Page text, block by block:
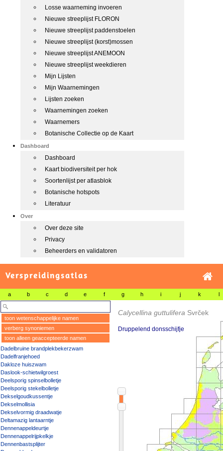
Losse waarneming invoeren
Nieuwe streeplijst FLORON
Nieuwe streeplijst paddenstoelen
Nieuwe streeplijst (korst)mossen
Nieuwe streeplijst ANEMOON
Nieuwe streeplijst weekdieren
Mijn Lijsten
Mijn Waarnemingen
Lijsten zoeken
Waarnemingen zoeken
Waarnemers
Botanische Collectie op de Kaart
Dashboard
Dashboard
Kaart biodiversiteit per hok
Soortenlijst per atlasblok
Botanische hotspots
Literatuur
Over
Over deze site
Privacy
Beheerders en validatoren
Verspreidingsatlas
a b c d e f g h i j k l
toon wetenschappelijke namen
verberg synoniemen
toon alleen geaccepteerde namen
Dadelbruine brandplekbekerzwam
Dadelfranjehoed
Dakloze huiszwam
Daslook-schietwilgroest
Deelsporig spinselbolletje
Deelsporig stekelbolletje
Dekselgoudkussentje
Dekselmollisia
Dekselvormig draadwatje
Deltamazig lantaarntje
Dennenappeldeurtje
Dennenappelrijpkelkje
Dennenbastsplijter
Calycellina guttulifera Svrček
Druppelend donsschijfje